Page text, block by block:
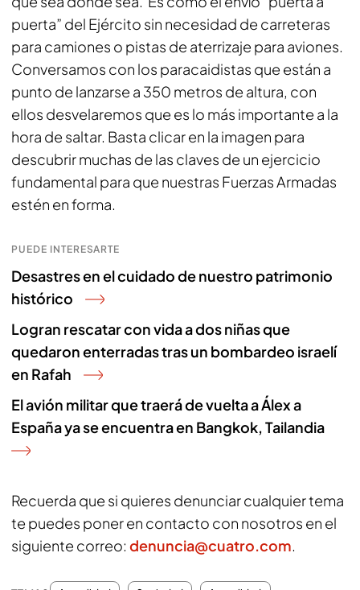
puerta” del Ejército sin necesidad de carreteras
para camiones o pistas de aterrizaje para aviones.
Conversamos con los paracaidistas que están a
punto de lanzarse a 350 metros de altura, con
ellos desvelaremos que es lo más importante a la
hora de saltar. Basta clicar en la imagen para
descubrir muchas de las claves de un ejercicio
fundamental para que nuestras Fuerzas Armadas
estén en forma.
PUEDE INTERESARTE
Desastres en el cuidado de nuestro patrimonio
histórico
Logran rescatar con vida a dos niñas que
quedaron enterradas tras un bombardeo israelí
en Rafah
El avión militar que traerá de vuelta a Álex a
España ya se encuentra en Bangkok, Tailandia
Recuerda que si quieres denunciar cualquier tema
te puedes poner en contacto con nosotros en el
siguiente correo: denuncia@cuatro.com.